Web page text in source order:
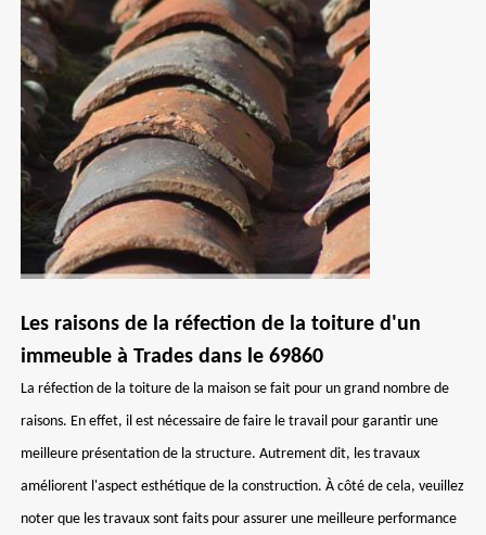
Les raisons de la réfection de la toiture d'un
immeuble à Trades dans le 69860
La réfection de la toiture de la maison se fait pour un grand nombre de
raisons. En effet, il est nécessaire de faire le travail pour garantir une
meilleure présentation de la structure. Autrement dit, les travaux
améliorent l'aspect esthétique de la construction. À côté de cela, veuillez
noter que les travaux sont faits pour assurer une meilleure performance